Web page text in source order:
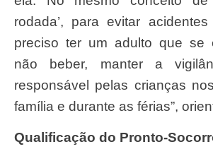
rodada’, para evitar
preciso ter um adulto que se
não beber, manter a
responsável pelas crianças
família e durante as férias”,
Qualificação do Pronto-